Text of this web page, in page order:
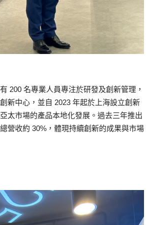
200 名專業人員專注於研發及創新管理，
新中心，並自 2023 年起於上海設立創新
太市場的產品本地化發展。過去三年推出
營收約 30%，體現持續創新的成果與市場